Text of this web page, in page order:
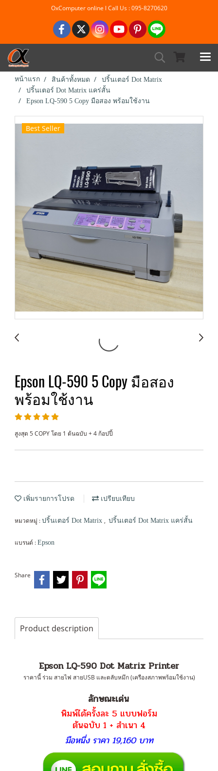
OxComputer online l Call Us : 095-8270620
หน้าแรก สินค้าทั้งหมด
ปริ้นเตอร์ Dot Matrix
ปริ้นเตอร์ Dot Matrix แคร่สั้น
Epson LQ-590 5 Copy มือสอง พร้อมใช้งาน
Best Seller
Epson LQ-590 5 Copy มือสอง
พร้อมใช้งาน
สูงสุด 5 COPY โดย 1 ต้นฉบับ + 4 ก้อปปี้
เพิ่มรายการโปรด เปรียบเทียบ
หมวดหมู่ : ปริ้นเตอร์ Dot Matrix , ปริ้นเตอร์ Dot Matrix แคร่สั้น
แบรนด์ : Epson
Share
Product description
Epson LQ-590 Dot Matrix Printer
ราคานี้ ร่วม สายไฟ สายUSB และตลับหมึก (เครืองสภาพพร้อมใช้งาน)
ลักษณะเด่น
พิมพ์ได้ครั้งละ 5 แบบฟอร์ม
ต้นฉบับ 1 + สำเนา 4
มือหนึ่ง ราคา 19,160 บาท